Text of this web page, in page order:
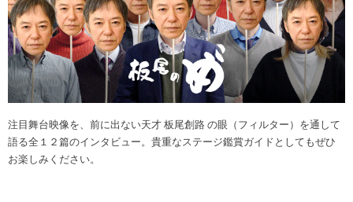
注目舞台映像を、前に出ない天才 板尾創路 の眼（フィルター）を通して
語る全１２篇のインタビュー。貴重なステージ鑑賞ガイドとしてもぜひ
お楽しみください。